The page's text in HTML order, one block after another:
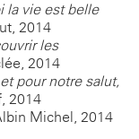
la vie est belle
2014
les
2014
pour notre salut,
2014
Michel, 2014